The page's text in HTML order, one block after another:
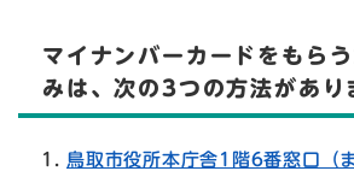
マイナンバーカードをもら
みは、次の3つの方法があり
鳥取市役所本庁舎1階6番窓口（